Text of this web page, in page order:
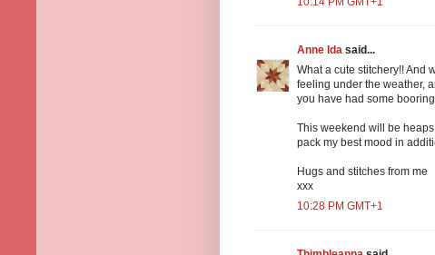
Anne Ida said...
What a cute stitchery!! And
feeling under the weather,
you have had some
This weekend will be
pack my best mood in
Hugs and stitches from me
xxx
10:28 PM GMT+1